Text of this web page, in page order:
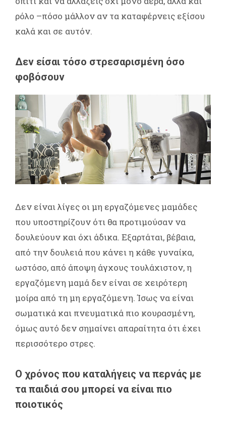
ρόλο –πόσο μάλλον αν τα καταφέρνεις εξίσου
καλά και σε αυτόν.
Δεν είσαι τόσο στρεσαρισμένη όσο
φοβόσουν
Δεν είναι λίγες οι μη εργαζόμενες μαμάδες
που υποστηρίζουν ότι θα προτιμούσαν να
δουλεύουν και όχι άδικα. Εξαρτάται, βέβαια,
από την δουλειά που κάνει η κάθε γυναίκα,
ωστόσο, από άποψη άγχους τουλάχιστον, η
εργαζόμενη μαμά δεν είναι σε χειρότερη
μοίρα από τη μη εργαζόμενη. Ίσως να είναι
σωματικά και πνευματικά πιο κουρασμένη,
όμως αυτό δεν σημαίνει απαραίτητα ότι έχει
περισσότερο στρες.
Ο χρόνος που καταλήγεις να περνάς με
τα παιδιά σου μπορεί να είναι πιο
ποιοτικός